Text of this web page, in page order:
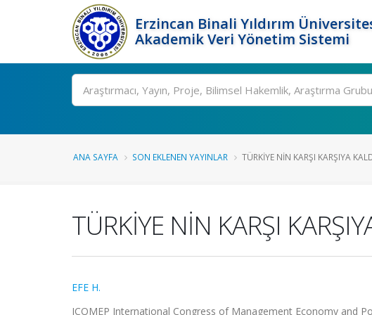
Erzincan Binali Yıldırım
Akademik Veri Yönetim Sistemi
Ara
ANA SAYFA SON EKLENEN YAYINLAR TÜRKİYE NİN KARŞI KARŞIYA
TÜRKİYE NİN KARŞI
EFE H.
ICOMEP International Congress of Management Economy and